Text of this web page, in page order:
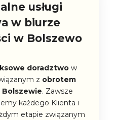
usługi
w biurze
w Bolszewo
doradztwow
z obrotem
. Zawsze
każdego Klienta i
etapie związanym